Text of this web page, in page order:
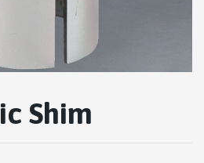
Shim